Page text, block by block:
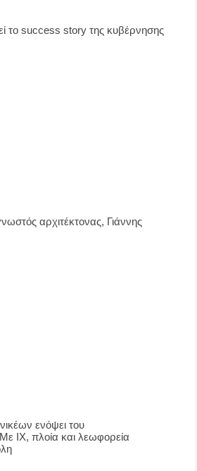
success story της κυβέρνησης
αρχιτέκτονας, Γιάννης
ενόψει του
ΙΧ, πλοία και λεωφορεία